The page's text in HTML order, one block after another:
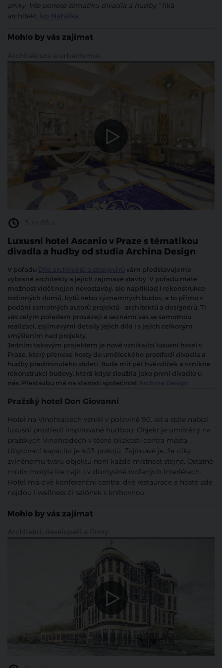
prvky. Vše ponese tématiku divadla a hudby,“ říká
architekt Ivo Nahálka.
Mohlo by vás zajímat
Luxusní hotel Ascanio v Praze s tématikou
divadla a hudby od studia Archina Design
V pořadu Díla architektů a designérů vám představujeme
vybrané architekty a jejich zajímavé stavby. V pořadu máte
možnost vidět nejen novostavby, ale například i rekonstrukce
rodinných domů, bytů nebo významných budov, a to přímo v
podání samotných autorů projektů – architektů a designérů. Ti
vás celým pořadem provázejí a seznámí vás se samotnou
realizací, zajímavými detaily jejich díla i s jejich celkovým
smýšlením nad projekty.
Jedním takovým projektem je nově vznikající luxusní hotel v
Praze, který přenese hosty do uměleckého prostředí divadla a
hudby předminulého století. Bude mít pět hvězdiček a vznikne
rekonstrukcí budovy, která kdysi sloužila jako první divadlo u
nás. Přestavbu má na starosti společnost Archina Design.
Pražský hotel Don Giovanni
Hotel na Vinohradech vznikl v polovině 90. let a stále nabízí
luxusní prostředí inspirované hudbou. Objekt je umístěný na
pražských Vinohradech v těsné blízkosti centra města.
Ubytovací kapacita je 403 pokojů. Zajímavé je, že díky
zvlněnému tvaru objektu není každá místnost stejná. Ostatně
motiv motýla lze najít i v důmyslně tvořených interiérech.
Hotel má dvě konferenční centra, dvě restaurace a hosté zde
najdou i wellness či salónek s knihovnou.
Mohlo by vás zajímat